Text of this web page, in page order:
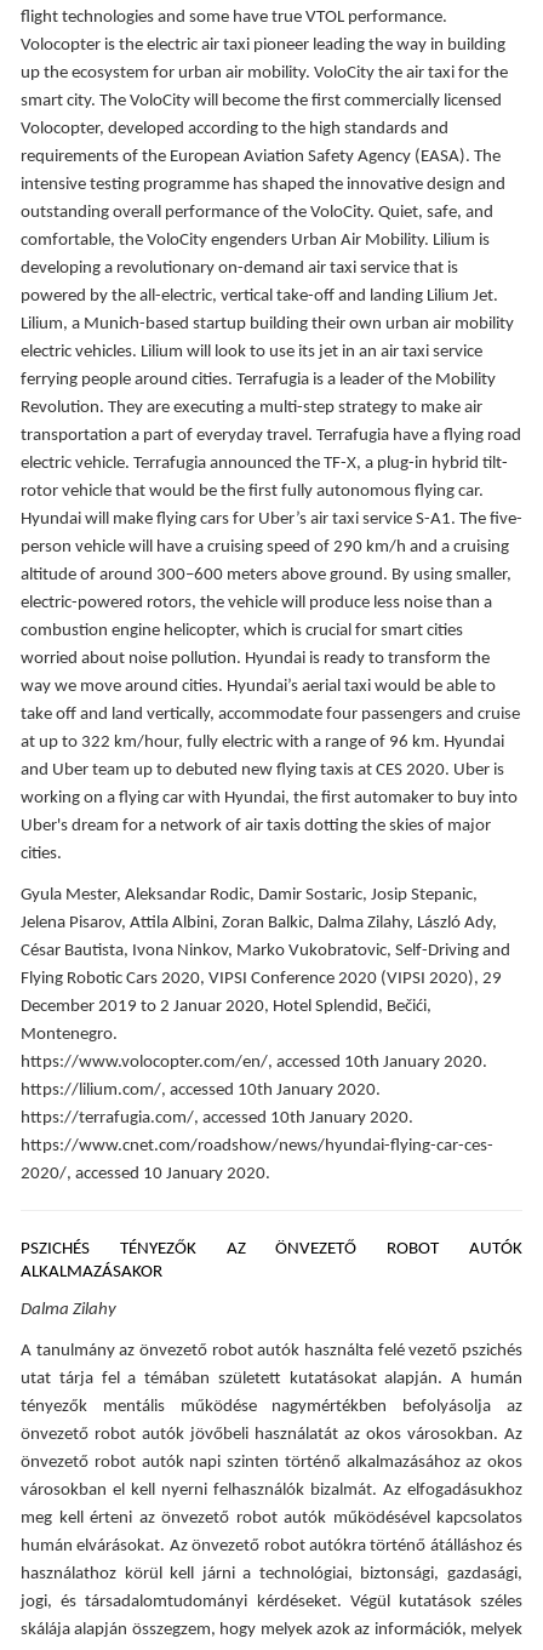
flight technologies and some have true VTOL performance.
Volocopter is the electric air taxi pioneer leading the way in building
up the ecosystem for urban air mobility. VoloCity the air taxi for the
smart city. The VoloCity will become the first commercially licensed
Volocopter, developed according to the high standards and
requirements of the European Aviation Safety Agency (EASA). The
intensive testing programme has shaped the innovative design and
outstanding overall performance of the VoloCity. Quiet, safe, and
comfortable, the VoloCity engenders Urban Air Mobility. Lilium is
developing a revolutionary on-demand air taxi service that is
powered by the all-electric, vertical take-off and landing Lilium Jet.
Lilium, a Munich-based startup building their own urban air mobility
electric vehicles. Lilium will look to use its jet in an air taxi service
ferrying people around cities. Terrafugia is a leader of the Mobility
Revolution. They are executing a multi-step strategy to make air
transportation a part of everyday travel. Terrafugia have a flying road
electric vehicle. Terrafugia announced the TF-X, a plug-in hybrid tilt-
rotor vehicle that would be the first fully autonomous flying car.
Hyundai will make flying cars for Uber’s air taxi service S-A1. The five-
person vehicle will have a cruising speed of 290 km/h and a cruising
altitude of around 300–600 meters above ground. By using smaller,
electric-powered rotors, the vehicle will produce less noise than a
combustion engine helicopter, which is crucial for smart cities
worried about noise pollution. Hyundai is ready to transform the
way we move around cities. Hyundai’s aerial taxi would be able to
take off and land vertically, accommodate four passengers and cruise
at up to 322 km/hour, fully electric with a range of 96 km. Hyundai
and Uber team up to debuted new flying taxis at CES 2020. Uber is
working on a flying car with Hyundai, the first automaker to buy into
Uber's dream for a network of air taxis dotting the skies of major
cities.
Gyula Mester, Aleksandar Rodic, Damir Sostaric, Josip Stepanic,
Jelena Pisarov, Attila Albini, Zoran Balkic, Dalma Zilahy, László Ady,
César Bautista, Ivona Ninkov, Marko Vukobratovic, Self-Driving and
Flying Robotic Cars 2020, VIPSI Conference 2020 (VIPSI 2020), 29
December 2019 to 2 Januar 2020, Hotel Splendid, Bečići,
Montenegro.
https://www.volocopter.com/en/, accessed 10th January 2020.
https://lilium.com/, accessed 10th January 2020.
https://terrafugia.com/, accessed 10th January 2020.
https://www.cnet.com/roadshow/news/hyundai-flying-car-ces-
2020/, accessed 10 January 2020.
PSZICHÉS TÉNYEZŐK AZ ÖNVEZETŐ ROBOT AUTÓK
ALKALMAZÁSAKOR
Dalma Zilahy
A tanulmány az önvezető robot autók használta felé vezető pszichés
utat tárja fel a témában született kutatásokat alapján. A humán
tényezők mentális működése nagymértékben befolyásolja az
önvezető robot autók jövőbeli használatát az okos városokban. Az
önvezető robot autók napi szinten történő alkalmazásához az okos
városokban el kell nyerni felhasználók bizalmát. Az elfogadásukhoz
meg kell érteni az önvezető robot autók működésével kapcsolatos
humán elvárásokat. Az önvezető robot autókra történő átálláshoz és
használathoz körül kell járni a technológiai, biztonsági, gazdasági,
jogi, és társadalomtudományi kérdéseket. Végül kutatások széles
skálája alapján összegzem, hogy melyek azok az információk, melyek